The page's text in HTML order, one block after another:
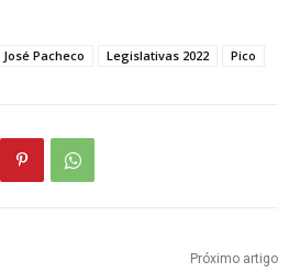
José Pacheco Legislativas 2022 Pico
Próximo artigo